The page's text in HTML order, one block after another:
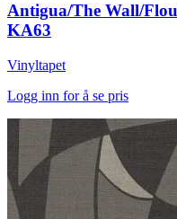
Antigua/The Wall/
KA63
Vinyltapet
Logg inn for å se pris